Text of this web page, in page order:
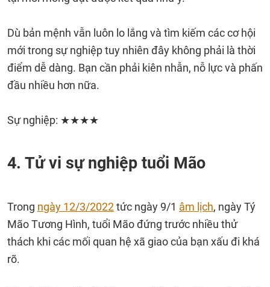
Dù bản mệnh vẫn luôn lo lắng và tìm kiếm các cơ hội
mới trong sự nghiệp tuy nhiên đây không phải là thời
điểm dễ dàng. Bạn cần phải kiên nhẫn, nỗ lực và phấn
đầu nhiều hơn nữa.
Sự nghiệp: ★★★★
4. Tử vi sự nghiệp tuổi Mão
Trong ngày 12/3/2022tức ngày 9/1 âm lịch, ngày Tý
Mão Tương Hình, tuổi Mão đứng trước nhiều thử
thách khi các mối quan hệ xã giao của bạn xấu đi khá
rõ.